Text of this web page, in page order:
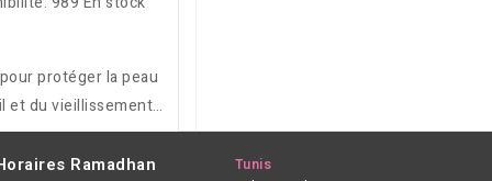
protéger la peau
et du vieillissement
l'Huile Bronzante
SPF 30 vous fait
Ramadhan
Tunis